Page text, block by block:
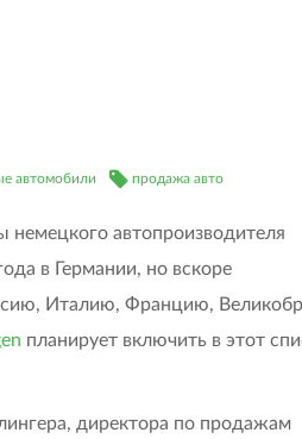
автомобили продажа авто
немецкого автопроизводителя
в Германии, но вскоре
Италию, Францию,
планирует включить в этот
директора по продажам